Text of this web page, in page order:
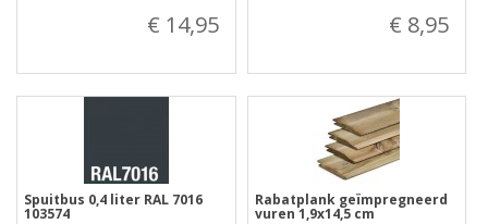
€ 14,95 € 8,95
Spuitbus 0,4 liter RAL 7016
103574
Rabatplank geïmpregneerd
vuren 1,9x14,5 cm